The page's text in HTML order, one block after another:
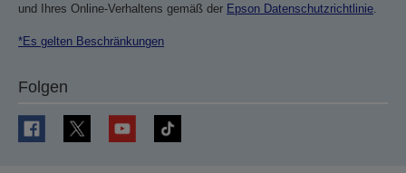
und Ihres Online-Verhaltens gemäß der Epson Datenschutzrichtlinie.
*Es gelten Beschränkungen
Folgen